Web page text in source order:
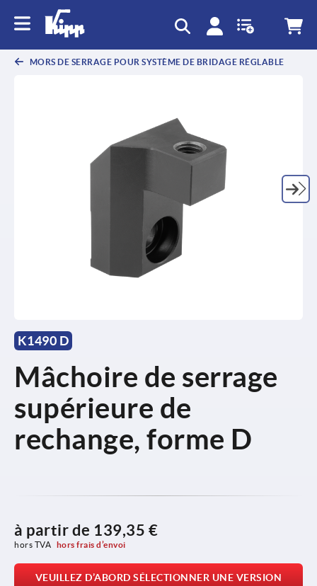
MORS DE SERRAGE POUR SYSTÈME DE BRIDAGE RÉGLABLE
K1490 D
Mâchoire de serrage
supérieure de
rechange, forme D
à partir de 139,35 €
hors TVA hors frais d’envoi
VEUILLEZ D’ABORD SÉLECTIONNER UNE VERSION